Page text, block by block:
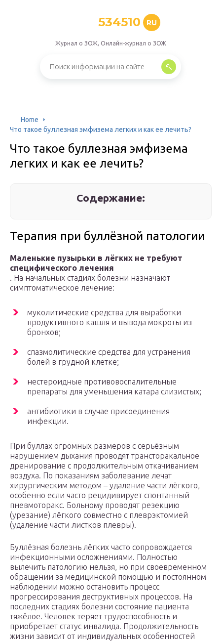
534510 RU
Журнал о ЗОЖ, Онлайн-журнал о ЗОЖ
Home
Что такое буллезная эмфизема легких и как ее лечить?
Что такое буллезная эмфизема
легких и как ее лечить?
Содержание:
Терапия при буллёзной патологии
Маленькие пузырьки в лёгких не требуют
специфического лечения
. На начальных стадиях болезни назначают
симптоматическое лечение:
муколитические средства для выработки
продуктивного кашля и вывода мокроты из
бронхов;
спазмолитические средства для устранения
болей в грудной клетке;
нестероидные противовоспалительные
препараты для уменьшения катара слизистых;
антибиотики в случае присоединения
инфекции.
При буллах огромных размеров с серьёзным
нарушением дыхания проводят трансторакальное
дренирование с продолжительным откачиванием
воздуха. По показаниям заболевание лечат
хирургическим методом – удаление части лёгкого,
особенно если часто рецидивирует спонтанный
пневмоторакс. Больному проводят резекцию
(урезание) лёгкого совместно с плеврэктомией
(удаление части листков плевры).
Буллёзная болезнь лёгких часто сопровождается
инфекционными осложнениями. Полностью
вылечить патологию нельзя, но при своевременном
обращении за медицинской помощью и постоянном
наблюдении можно остановить процесс
прогрессирования деструктивных процессов. На
последних стадиях болезни состояние пациента
тяжёлое. Человек теряет трудоспособность и
приобретает статус инвалида. Продолжительность
жизни зависит от индивидуальных особенностей